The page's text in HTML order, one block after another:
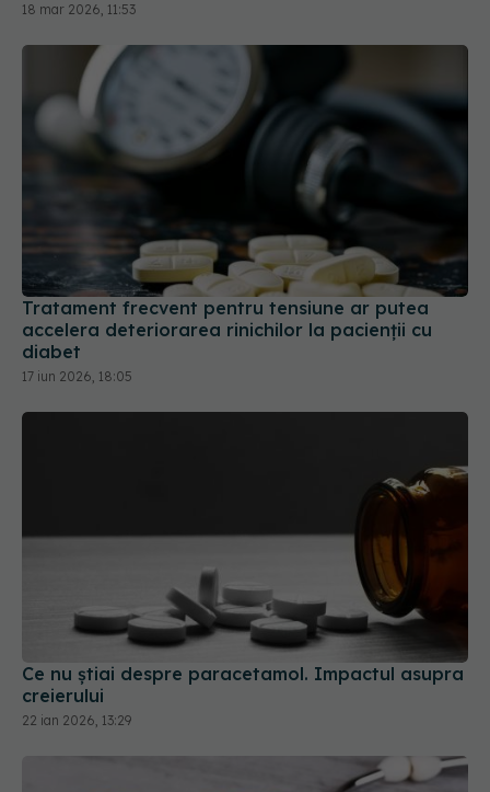
18 mar 2026, 11:53
Tratament frecvent pentru tensiune ar putea
accelera deteriorarea rinichilor la pacienții cu
diabet
17 iun 2026, 18:05
Ce nu știai despre paracetamol. Impactul asupra
creierului
22 ian 2026, 13:29